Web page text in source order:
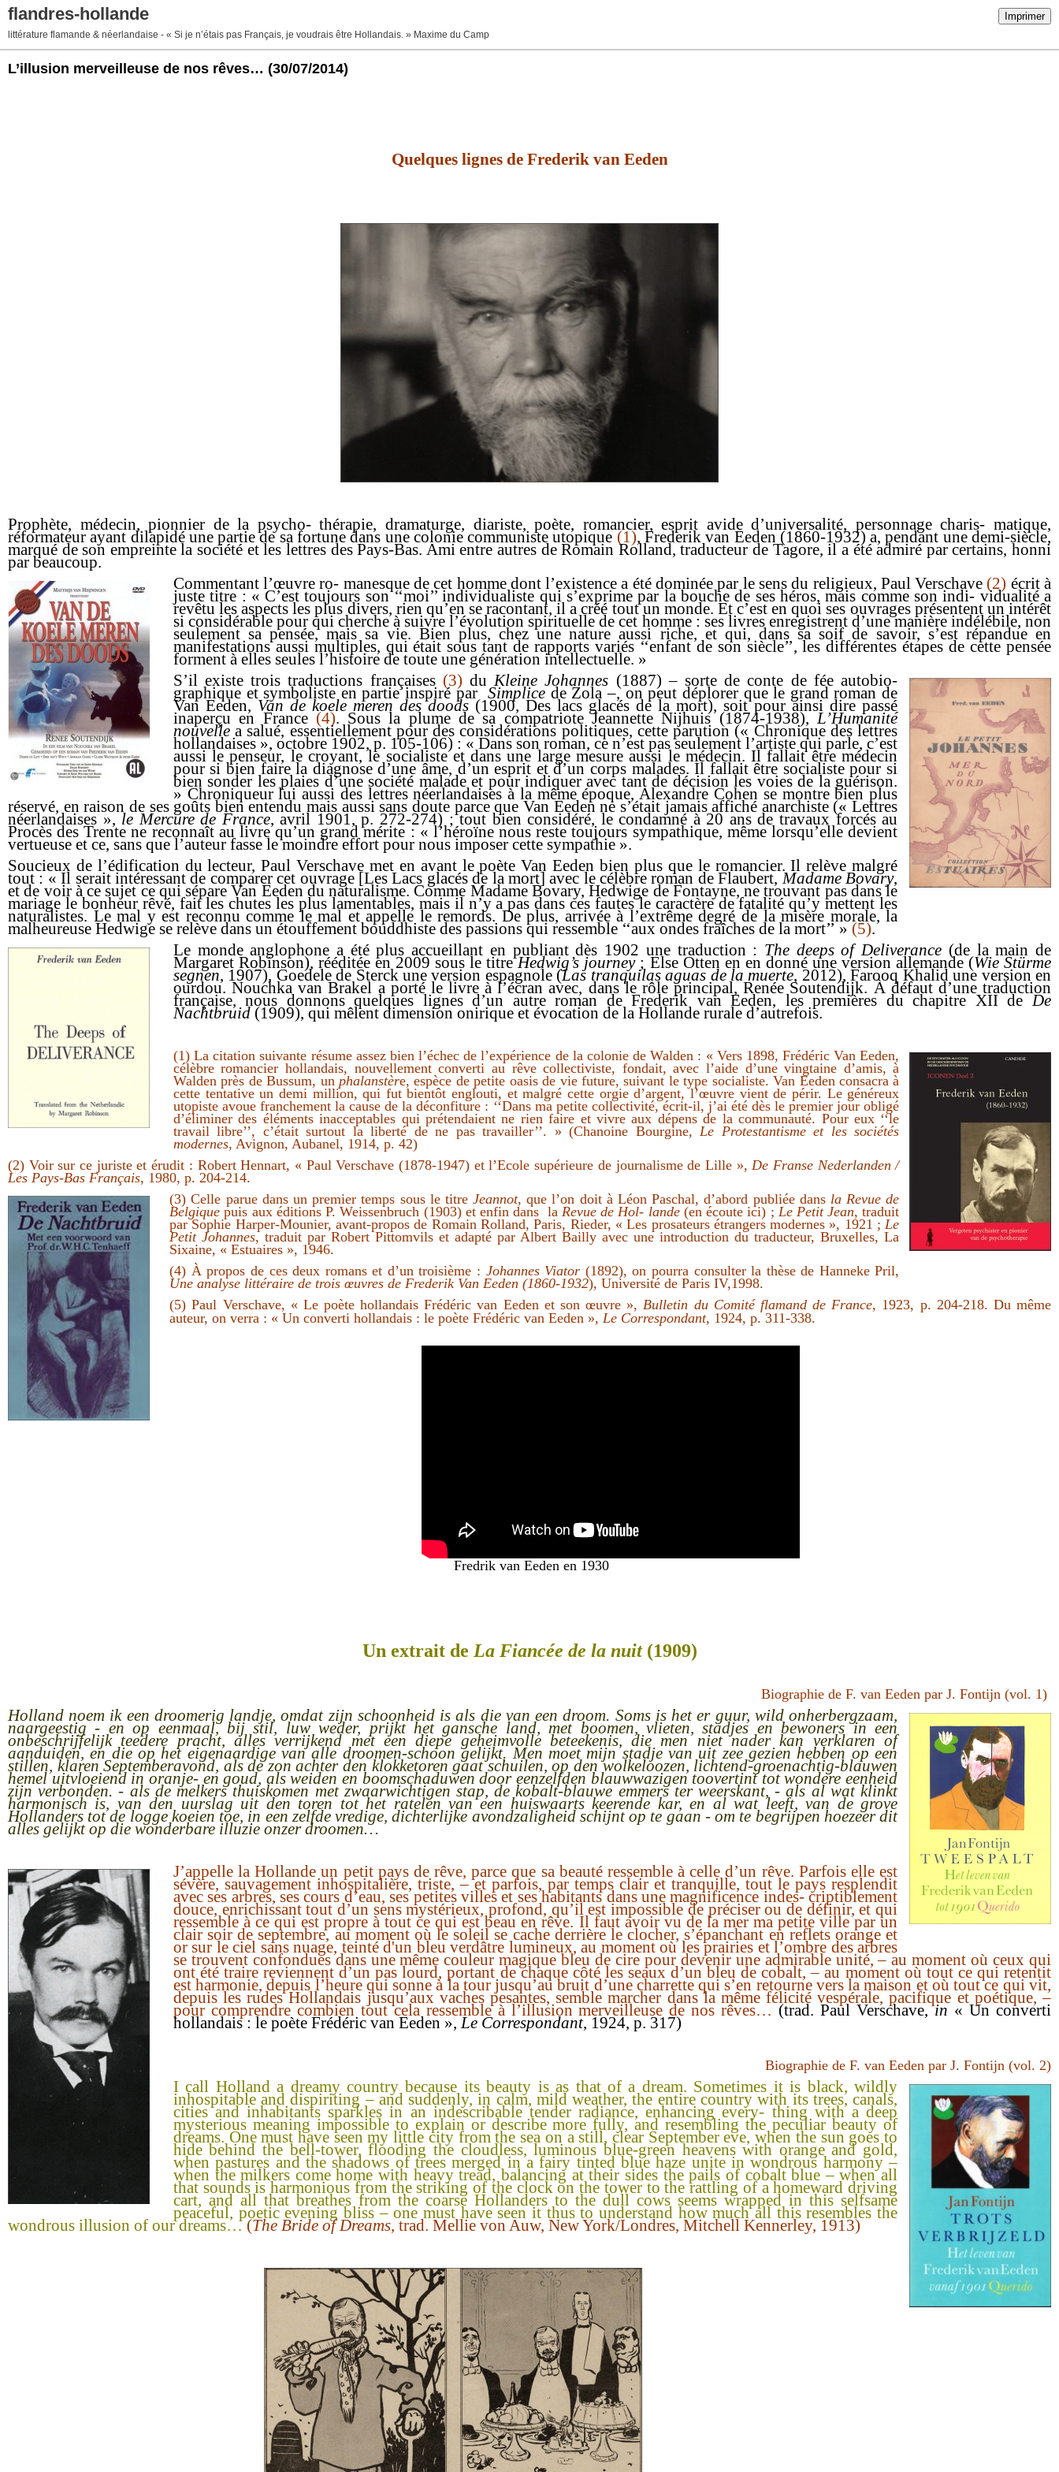
Imprimer
flandres-hollande
littérature flamande & néerlandaise - « Si je n’étais pas Français, je voudrais être Hollandais. » Maxime du Camp
L’illusion merveilleuse de nos rêves… (30/07/2014)
Quelques lignes de Frederik van Eeden
Prophète, médecin,pionnier de la psycho- thérapie, dramaturge, diariste, poète, romancier, esprit avide d’universalité, personnage charis- matique,
réformateur ayant dilapidé une partie de sa fortune dans une colonie communiste utopique (1),Frederik van Eeden (1860-1932) a, pendant une demi-siècle,
marqué de son empreinte la société et les lettres des Pays-Bas. Ami entre autres deRomain Rolland, traducteur de Tagore, il a été admiré par certains, honni
par beaucoup.
Commentant l’œuvre ro- manesque de cet homme dont l’existence a été dominée par le sens du religieux, Paul Verschave (2) écrit à
juste titre : « C’est toujours son ‘‘moi’’ individualiste qui s’exprime par la bouche de ses héros, mais comme son indi- vidualité a
revêtu les aspects les plus divers, rien qu’en se racontant, il a créé tout un monde. Et c’est en quoi ses ouvrages présentent un intérêt
si considérable pour qui cherche à suivre l’évolution spirituelle de cet homme : ses livres enregistrent d’une manière indélébile, non
seulement sa pensée, mais sa vie. Bien plus, chez une nature aussi riche, et qui, dans sa soif de savoir, s’est répandue en
manifestations aussi multiples, qui était sous tant de rapports variés ‘‘enfant de son siècle’’, les différentes étapes de cette pensée
forment à elles seules l’histoire de toute une génération intellectuelle. »
S’il existe trois traductions françaises (3) duKleine Johannes (1887) – sorte de conte de fée autobio-
graphique et symboliste en partie inspiré par Simplice de Zola –, on peut déplorer que le grand roman de
Van Eeden, Van de koele meren des doods(1900, Des lacs glacés de la mort), soit pour ainsi dire passé
inaperçu en France (4). Sous la plume de sa compatrioteJeannette Nijhuis(1874-1938),L’Humanité
nouvellea salué, essentiellement pour des considérations politiques, cette parution (« Chronique des lettres
hollandaises », octobre 1902, p. 105-106) : « Dans son roman, ce n’est pas seulement l’artiste qui parle, c’est
aussi le penseur, le croyant, le socialiste et dans une large mesure aussi le médecin. Il fallait être médecin
pour si bien faire la diagnose d’une âme, d’un esprit et d’un corps malades. Il fallait être socialiste pour si
bien sonder les plaies d’une société malade et pour indiquer avec tant de décision les voies de la guérison.
» Chroniqueur lui aussi des lettres néerlandaises à la même époque,Alexandre Cohen se montre bien plus
réservé, en raison de ses goûts bien entendu mais aussi sans doute parce que Van Eeden ne s’était jamais affiché anarchiste (« Lettres
néerlandaises », le Mercure de France, avril 1901, p. 272-274) ; tout bien considéré, le condamné à 20 ans de travaux forcés au
Procès des Trente ne reconnaît au livre qu’un grand mérite : « l’héroïne nous reste toujours sympathique, même lorsqu’elle devient
vertueuse et ce, sans que l’auteur fasse le moindre effort pour nous imposer cette sympathie ».
Soucieux de l’édification du lecteur, Paul Verschave met en avant le poèteVan Eeden bien plus que le romancier. Il relève malgré
tout : « Il serait intéressant de comparer cet ouvrage [Les Lacs glacés de la mort] avec le célèbre roman de Flaubert,Madame Bovary,
et de voir à ce sujet ce qui sépareVan Eeden du naturalisme. Comme Madame Bovary, Hedwige de Fontayne, ne trouvant pas dans le
mariage le bonheur rêvé, fait les chutes les plus lamentables, mais il n’y a pas dans ces fautes le caractère de fatalité qu’y mettent les
naturalistes. Le mal y est reconnu comme le mal et appelle le remords. De plus, arrivée à l’extrême degré de la misère morale, la
malheureuse Hedwige se relève dans un étouffement bouddhiste des passions qui ressemble ‘‘aux ondes fraîches de la mort’’ » (5).
Le monde anglophone a été plus accueillant en publiant dès 1902 une traduction : The deeps of Deliverance (de la main de
Margaret Robinson), rééditée en 2009 sous le titreHedwig’s journey; Else Otten en en donné une version allemande (Wie Stürme
segnen, 1907), Goedele de Sterckune version espagnole (Las tranquilas aguas de la muerte, 2012), Farooq Khalid une version en
ourdou.Nouchka van Brakel a porté le livre à l’écran avec, dans le rôle principal, Renée Soutendijk. À défaut d’une traduction
française, nous donnons quelques lignes d’un autre roman de Frederik van Eeden, les premières du chapitre XII deDe
Nachtbruid(1909), qui mêlent dimension onirique et évocation de la Hollande rurale d’autrefois.
(1) La citation suivante résume assez bien l’échec de l’expérience de la colonie de Walden : « Vers 1898, Frédéric Van Eeden,
célèbre romancier hollandais, nouvellement converti au rêve collectiviste, fondait, avec l’aide d’une vingtaine d’amis, à
Walden près de Bussum, un phalanstère, espèce de petite oasis de vie future, suivant le type socialiste. Van Eeden consacra à
cette tentative un demi million, qui fut bientôt englouti, et malgré cette orgie d’argent, l’œuvre vient de périr. Le généreux
utopiste avoue franchement la cause de la déconfiture : ‘‘Dans ma petite collectivité, écrit-il, j’ai été dès le premier jour obligé
d’éliminer des éléments inacceptables qui prétendaient ne rien faire et vivre aux dépens de la communauté. Pour eux ‘‘le
travail libre’’, c’était surtout la liberté de ne pas travailler’’. » (Chanoine Bourgine,Le Protestantisme et les sociétés
modernes, Avignon, Aubanel, 1914, p. 42)
(2) Voir sur ce juriste et érudit : Robert Hennart, « Paul Verschave (1878-1947) et l’Ecole supérieure de journalisme de Lille »,De Franse Nederlanden /
Les Pays-Bas Français, 1980, p. 204-214.
(3) Celle parue dans un premier temps sous le titreJeannot, que l’on doit à Léon Paschal, d’abord publiée dans la Revue de
Belgique puis aux éditions P. Weissenbruch (1903) et enfin dans la Revue de Hol- lande (en écoute ici) ; Le Petit Jean, traduit
par Sophie Harper-Mounier, avant-propos de Romain Rolland, Paris, Rieder, « Les prosateurs étrangers modernes », 1921 ;Le
Petit Johannes, traduit par Robert Pittomvils et adapté par Albert Bailly avec une introduction du traducteur, Bruxelles, La
Sixaine, « Estuaires », 1946.
(4) À propos de ces deux romans et d’un troisième : Johannes Viator (1892), on pourra consulter la thèse de Hanneke Pril,
Une analyse littéraire de trois œuvres de Frederik Van Eeden (1860-1932), Université de Paris IV,1998.
(5) Paul Verschave, « Le poète hollandais Frédéric van Eeden et son œuvre »,Bulletin du Comité flamand de France, 1923, p. 204-218. Du même
auteur, on verra : « Un converti hollandais : le poète Frédéric van Eeden »,Le Correspondant, 1924, p. 311-338.
Fredrik van Eeden en 1930
Un extrait de La Fiancée de la nuit (1909)
Biographie de F. van Eeden par J. Fontijn (vol. 1)
Holland noem ik een droomerig landje, omdat zijn schoonheid is als die van een droom. Soms is het er guur, wild onherbergzaam,
naargeestig - en op eenmaal, bij stil, luw weder, prijkt het gansche land, met boomen, vlieten, stadjes en bewoners in een
onbeschrijfelijk teedere pracht, alles verrijkend met een diepe geheimvolle beteekenis, die men niet nader kan verklaren of
aanduiden, en die op het eigenaardige van alle droomen-schoon gelijkt. Men moet mijn stadje van uit zee gezien hebben op een
stillen, klaren Septemberavond, als de zon achter den klokketoren gaat schuilen, op den wolkeloozen, lichtend-groenachtig-blauwen
hemel uitvloeiend in oranje- en goud, als weiden en boomschaduwen door eenzelfden blauwwazigen toovertint tot wondere eenheid
zijn verbonden. - als de melkers thuiskomen met zwaarwichtigen stap, de kobalt-blauwe emmers ter weerskant, - als al wat klinkt
harmonisch is, van den uurslag uit den toren tot het ratelen van een huiswaarts keerende kar, en al wat leeft, van de grove
Hollanders tot de logge koeien toe, in een zelfde vredige, dichterlijke avondzaligheid schijnt op te gaan - om te begrijpen hoezeer dit
alles gelijkt op die wonderbare illuzie onzer droomen…
J’appelle la Hollande un petit pays de rêve, parce que sa beauté ressemble à celle d’un rêve. Parfois elle est
sévère, sauvagement inhospitalière, triste, – et parfois, par temps clair et tranquille, tout le pays resplendit
avec ses arbres, ses cours d’eau, ses petites villes et ses habitants dans une magnificence indes- criptiblement
douce, enrichissant tout d’un sens mystérieux, profond, qu’il est impossible de préciser ou de définir, et qui
ressemble à ce qui est propre à tout ce qui est beau en rêve. Il faut avoir vu de la mer ma petite ville par un
clair soir de septembre, au moment où le soleil se cache derrière le clocher, s’épanchant en reflets orange et
or sur le ciel sans nuage, teinté d'un bleu verdâtre lumineux, au moment où les prairies et l’ombre des arbres
se trouvent confondues dans une même couleur magique bleu de cire pour devenir une admirable unité, – au moment où ceux qui
ont été traire reviennent d’un pas lourd, portant de chaque côté les seaux d’un bleu de cobalt, – au moment où tout ce qui retentit
est harmonie, depuis l’heure qui sonne à la tour jusqu’au bruit d’une charrette qui s’en retourne vers la maison et où tout ce qui vit,
depuis les rudes Hollandais jusqu’aux vaches pesantes, semble marcher dans la même félicité vespérale, pacifique et poétique, –
pour comprendre combien tout cela ressemble à l’illusion merveilleuse de nos rêves… (trad. Paul Verschave,in « Un converti
hollandais : le poète Frédéric van Eeden »,Le Correspondant, 1924, p. 317)
Biographie de F. van Eeden par J. Fontijn (vol. 2)
I call Holland a dreamy country because its beauty is as that of a dream. Sometimes it is black, wildly
inhospitable and dispiriting – and suddenly, in calm, mild weather, the entire country with its trees, canals,
cities and inhabitants sparkles in an indescribable tender radiance, enhancing every- thing with a deep
mysterious meaning impossible to explain or describe more fully, and resembling the peculiar beauty of
dreams. One must have seen my little city from the sea on a still, clear September eve, when the sun goes to
hide behind the bell-tower, flooding the cloudless, luminous blue-green heavens with orange and gold,
when pastures and the shadows of trees merged in a fairy tinted blue haze unite in wondrous harmony –
when the milkers come home with heavy tread, balancing at their sides the pails of cobalt blue – when all
that sounds is harmonious from the striking of the clock on the tower to the rattling of a homeward driving
cart, and all that breathes from the coarse Hollanders to the dull cows seems wrapped in this selfsame
peaceful, poetic evening bliss – one must have seen it thus to understand how much all this resembles the
wondrous illusion of our dreams… (The Bride of Dreams, trad. Mellie von Auw, New York/Londres, Mitchell Kennerley, 1913)